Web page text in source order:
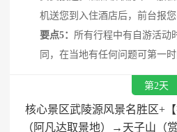
机送您到入住酒店后，前台报
要点5： 所有行程中有 自游活动
同，在当地有任何问题可第一
第2天
核心景区武陵源风景名胜区+
（阿凡达取景地）→天子山（